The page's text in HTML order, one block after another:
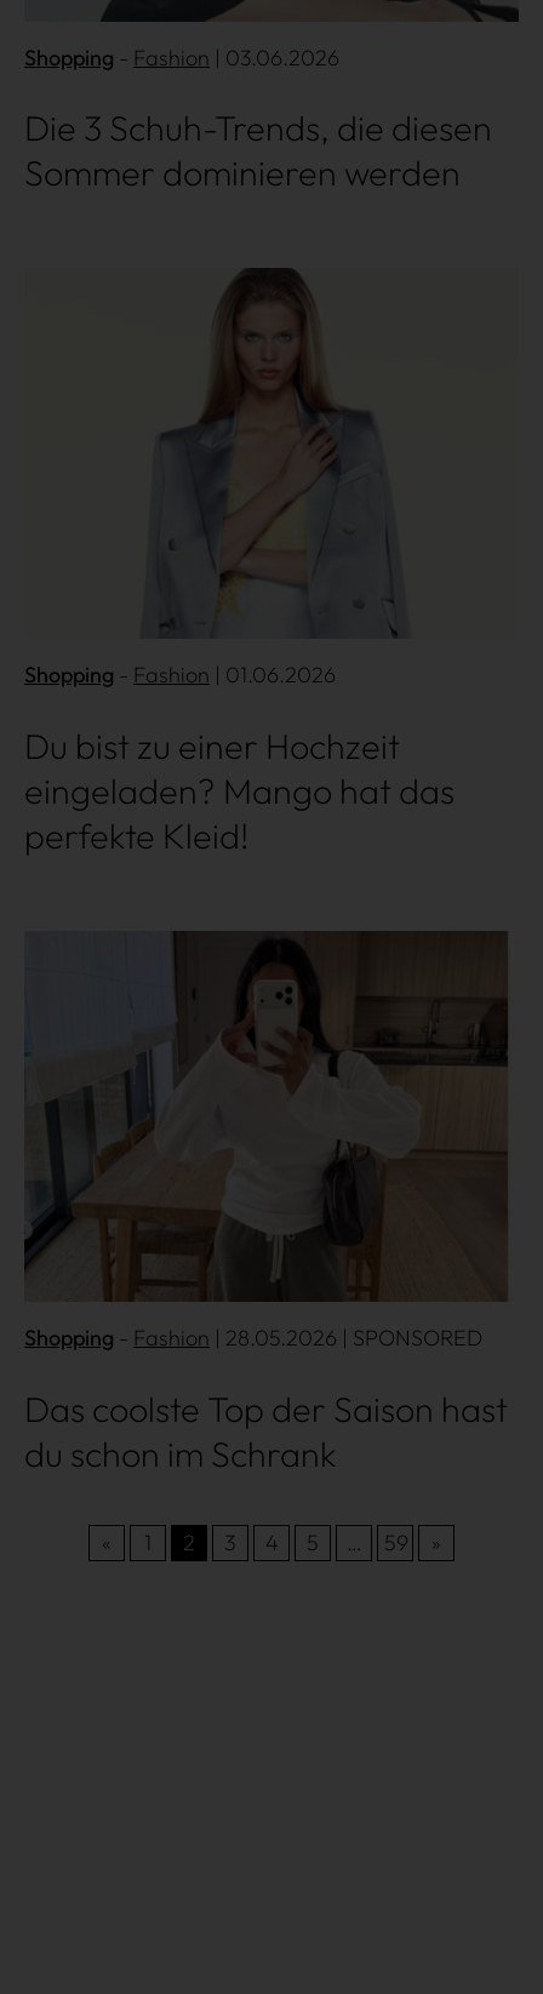
Impressum
Shopping Fashion | 03.06.2026
Die 3 Schuh-Trends, die diesen
Sommer dominieren werden
Shopping Fashion | 01.06.2026
Du bist zu einer Hochzeit
eingeladen? Mango hat das
perfekte Kleid!
Shopping Fashion | 28.05.2026 | SPONSORED
Das coolste Top der Saison hast
du schon im Schrank
« 1 2 3 4 5 … 59 »